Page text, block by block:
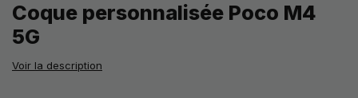
Coque personnalisée Poco M4
5G
Voir la description